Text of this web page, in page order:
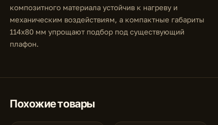
композитного материала устойчив к нагреву и
механическим воздействиям, а компактные габариты
114x80 мм упрощают подбор под существующий
плафон.
Похожие товары